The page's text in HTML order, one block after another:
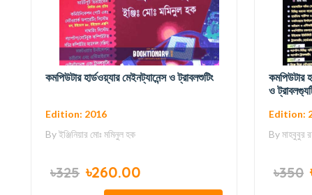
কমপিউটার হার্ডওয়্যার মেইনট্যানেন্স ও ট্রাবলশুটিং
Edition: 2016
Byইঞ্জিনিয়ার মোঃ মমিনুল হক
৳325 ৳260.00
কমপিউটার
ও
Edition:
Byমাহবুবুর
৳350